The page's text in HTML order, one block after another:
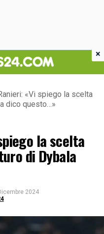
«Vi spiego la scelta
dico questo…»
la scelta
di Dybala
2024
×